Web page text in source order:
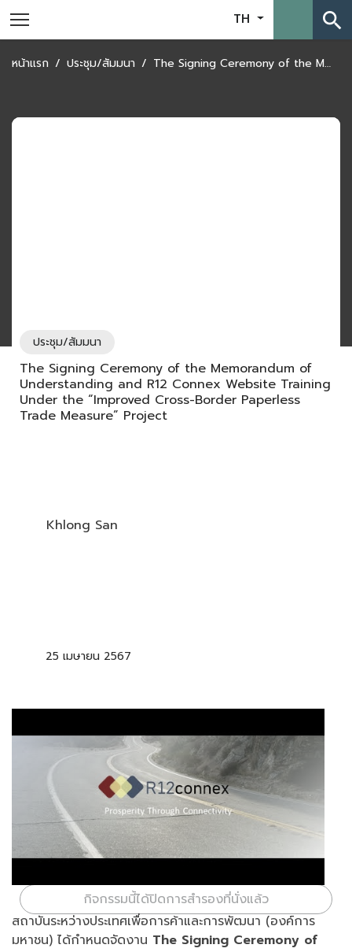
TH search
หน้าแรก ประชุม/สัมมนา The Signing Ceremony of the Memorandum of Understanding and R12 Connex Website Training Under the “Improved Cross-Border Paperless Trade Measure” Project
ประชุม/สัมมนา
The Signing Ceremony of the Memorandum of
Understanding and R12 Connex Website Training
Under the “Improved Cross-Border Paperless
Trade Measure” Project
Khlong San
25 เมษายน 2567
09:00 - 16:00 น.
กิจกรรมนี้ได้ปิดการสำรองที่นั่งแล้ว
สถาบันระหว่างประเทศเพื่อการค้าและการพัฒนา (องค์การ
มหาชน) ได้กำหนดจัดงาน The Signing Ceremony of